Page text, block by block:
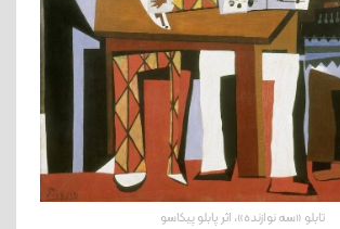
تابلو «سه نوازنده»، اثر پابلو پیکاسو